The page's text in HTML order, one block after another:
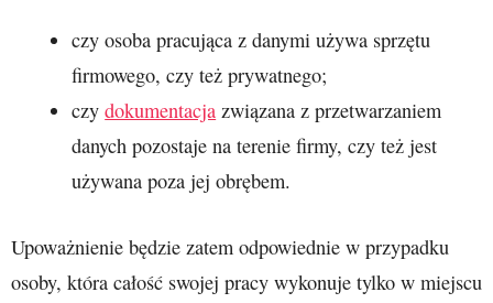
czy osoba pracująca z danymi używa sprzętu
firmowego, czy też prywatnego;
czydokumentacja związana z przetwarzaniem
danych pozostaje na terenie firmy, czy też jest
używana poza jej obrębem.
Upoważnienie będzie zatem odpowiednie w przypadku
osoby, która całość swojej pracy wykonuje tylko w miejscu